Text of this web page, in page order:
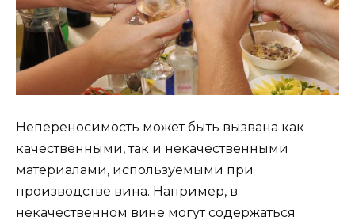
Непереносимость может быть вызвана как
качественными, так и некачественными
материалами, используемыми при
производстве вина. Например, в
некачественном вине могут содержаться